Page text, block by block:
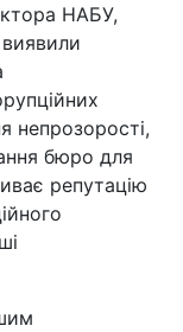
НАБУ,
непрозорості,
бюро для
репутацію